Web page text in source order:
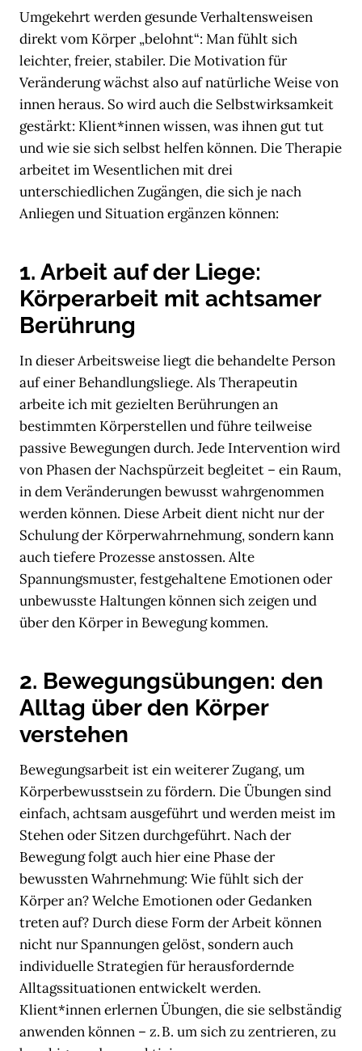
Umgekehrt werden gesunde Verhaltensweisen
direkt vom Körper „belohnt“: Man fühlt sich
leichter, freier, stabiler. Die Motivation für
Veränderung wächst also auf natürliche Weise von
innen heraus. So wird auch die Selbstwirksamkeit
gestärkt: Klient*innen wissen, was ihnen gut tut
und wie sie sich selbst helfen können. Die Therapie
arbeitet im Wesentlichen mit drei
unterschiedlichen Zugängen, die sich je nach
Anliegen und Situation ergänzen können:
1. Arbeit auf der Liege:
Körperarbeit mit achtsamer
Berührung
In dieser Arbeitsweise liegt die behandelte Person
auf einer Behandlungsliege. Als Therapeutin
arbeite ich mit gezielten Berührungen an
bestimmten Körperstellen und führe teilweise
passive Bewegungen durch. Jede Intervention wird
von Phasen der Nachspürzeit begleitet – ein Raum,
in dem Veränderungen bewusst wahrgenommen
werden können. Diese Arbeit dient nicht nur der
Schulung der Körperwahrnehmung, sondern kann
auch tiefere Prozesse anstossen. Alte
Spannungsmuster, festgehaltene Emotionen oder
unbewusste Haltungen können sich zeigen und
über den Körper in Bewegung kommen.
2. Bewegungsübungen: den
Alltag über den Körper
verstehen
Bewegungsarbeit ist ein weiterer Zugang, um
Körperbewusstsein zu fördern. Die Übungen sind
einfach, achtsam ausgeführt und werden meist im
Stehen oder Sitzen durchgeführt. Nach der
Bewegung folgt auch hier eine Phase der
bewussten Wahrnehmung: Wie fühlt sich der
Körper an? Welche Emotionen oder Gedanken
treten auf? Durch diese Form der Arbeit können
nicht nur Spannungen gelöst, sondern auch
individuelle Strategien für herausfordernde
Alltagssituationen entwickelt werden.
Klient*innen erlernen Übungen, die sie selbständig
anwenden können – z. B. um sich zu zentrieren, zu